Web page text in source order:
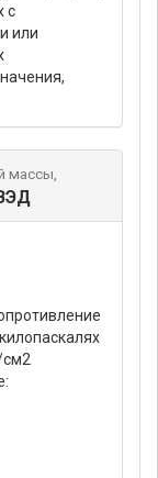
с
или
массы,
см2